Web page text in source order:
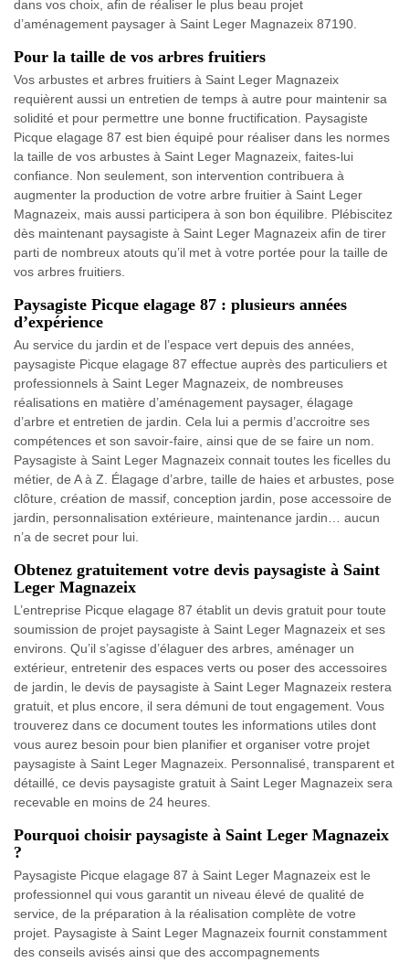
dans vos choix, afin de réaliser le plus beau projet
d’aménagement paysager à Saint Leger Magnazeix 87190.
Pour la taille de vos arbres fruitiers
Vos arbustes et arbres fruitiers à Saint Leger Magnazeix
requièrent aussi un entretien de temps à autre pour maintenir sa
solidité et pour permettre une bonne fructification. Paysagiste
Picque elagage 87 est bien équipé pour réaliser dans les normes
la taille de vos arbustes à Saint Leger Magnazeix, faites-lui
confiance. Non seulement, son intervention contribuera à
augmenter la production de votre arbre fruitier à Saint Leger
Magnazeix, mais aussi participera à son bon équilibre. Plébiscitez
dès maintenant paysagiste à Saint Leger Magnazeix afin de tirer
parti de nombreux atouts qu’il met à votre portée pour la taille de
vos arbres fruitiers.
Paysagiste Picque elagage 87 : plusieurs années
d’expérience
Au service du jardin et de l’espace vert depuis des années,
paysagiste Picque elagage 87 effectue auprès des particuliers et
professionnels à Saint Leger Magnazeix, de nombreuses
réalisations en matière d’aménagement paysager, élagage
d’arbre et entretien de jardin. Cela lui a permis d’accroitre ses
compétences et son savoir-faire, ainsi que de se faire un nom.
Paysagiste à Saint Leger Magnazeix connait toutes les ficelles du
métier, de A à Z. Élagage d’arbre, taille de haies et arbustes, pose
clôture, création de massif, conception jardin, pose accessoire de
jardin, personnalisation extérieure, maintenance jardin… aucun
n’a de secret pour lui.
Obtenez gratuitement votre devis paysagiste à Saint
Leger Magnazeix
L’entreprise Picque elagage 87 établit un devis gratuit pour toute
soumission de projet paysagiste à Saint Leger Magnazeix et ses
environs. Qu’il s’agisse d’élaguer des arbres, aménager un
extérieur, entretenir des espaces verts ou poser des accessoires
de jardin, le devis de paysagiste à Saint Leger Magnazeix restera
gratuit, et plus encore, il sera démuni de tout engagement. Vous
trouverez dans ce document toutes les informations utiles dont
vous aurez besoin pour bien planifier et organiser votre projet
paysagiste à Saint Leger Magnazeix. Personnalisé, transparent et
détaillé, ce devis paysagiste gratuit à Saint Leger Magnazeix sera
recevable en moins de 24 heures.
Pourquoi choisir paysagiste à Saint Leger Magnazeix
?
Paysagiste Picque elagage 87 à Saint Leger Magnazeix est le
professionnel qui vous garantit un niveau élevé de qualité de
service, de la préparation à la réalisation complète de votre
projet. Paysagiste à Saint Leger Magnazeix fournit constamment
des conseils avisés ainsi que des accompagnements